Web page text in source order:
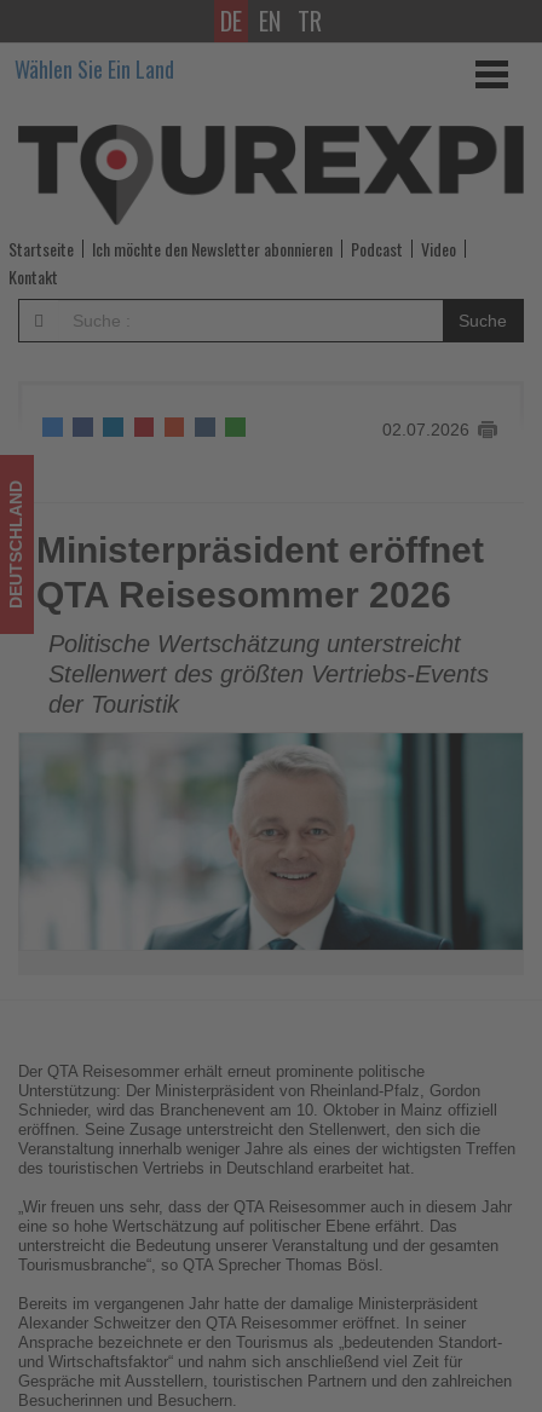
Ministerpräsident
eröffnet
QTA
Reisesommer
2026
-
Wissen,
im
Tourismus
los
ist!
DE EN TR
Wählen Sie Ein Land
Startseite Ich möchte den Newsletter abonnieren Podcast
Video
Kontakt
Suche
02.07.2026
Ministerpräsident eröffnet QTA Reisesommer 2026
DEUTSCHLAND Ministerpräsident eröffnet
QTA Reisesommer 2026
Politische Wertschätzung unterstreicht
Stellenwert des größten Vertriebs-Events
der Touristik
Der QTA Reisesommer erhält erneut prominente politische
Unterstützung: Der Ministerpräsident von Rheinland-Pfalz, Gordon
Schnieder, wird das Branchenevent am 10. Oktober in Mainz offiziell
eröffnen. Seine Zusage unterstreicht den Stellenwert, den sich die
Veranstaltung innerhalb weniger Jahre als eines der wichtigsten Treffen
des touristischen Vertriebs in Deutschland erarbeitet hat.
„Wir freuen uns sehr, dass der QTA Reisesommer auch in diesem Jahr
eine so hohe Wertschätzung auf politischer Ebene erfährt. Das
unterstreicht die Bedeutung unserer Veranstaltung und der gesamten
Tourismusbranche“, so QTA Sprecher Thomas Bösl.
Bereits im vergangenen Jahr hatte der damalige Ministerpräsident
Alexander Schweitzer den QTA Reisesommer eröffnet. In seiner
Ansprache bezeichnete er den Tourismus als „bedeutenden Standort-
und Wirtschaftsfaktor“ und nahm sich anschließend viel Zeit für
Gespräche mit Ausstellern, touristischen Partnern und den zahlreichen
Besucherinnen und Besuchern.